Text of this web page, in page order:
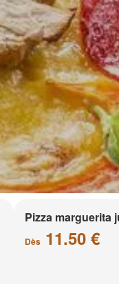
Pizza marguerita
Dès 11.50 €